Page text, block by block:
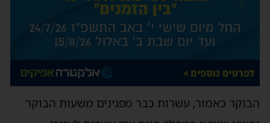
הבוקר כאמור, עשרות כבר מפגינים משעות הבוקר